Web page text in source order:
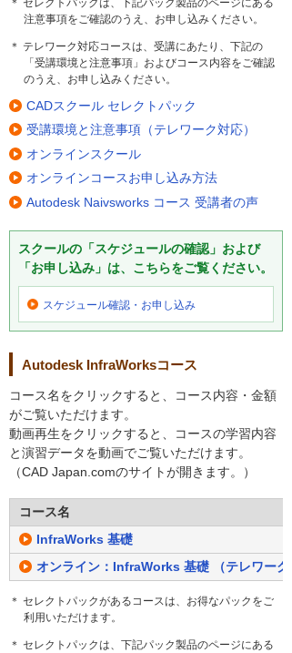
注意事項をご確認のうえ、お申し込みください。
＊ テレワーク対応コースは、受講にあたり、下記の
「受講環境と注意事項」およびコース内容をご確認
のうえ、お申し込みください。
CADスクール セレクトパック
受講環境と注意事項（テレワーク対応）
オンラインスクール
オンラインコースお申し込み方法
Autodesk Naivsworks コース 受講者の声
スクールの「スケジュールの確認」および
「お申し込み」は、こちらをご覧ください。
スケジュール確認・ お申し込み
Autodesk InfraWorksコース
コース名をクリックすると、コース内容・金額
がご覧いただけます。
動画再生をクリックすると、コースの学習内容
と演習データを動画でご覧いただけます。
（CAD Japan.comのサイトが開きます。）
コース名
InfraWorks 基礎
オンライン：InfraWorks 基礎 （テレワーク
＊ セレクトパックがあるコースは、お得なパックをご
利用いただけます。
＊ セレクトパックは、下記パック製品のページにある